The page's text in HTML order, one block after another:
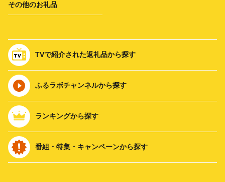
その他のお礼品
TVで紹介された返礼品から探す
ふるラボチャンネルから探す
ランキングから探す
番組・特集・キャンペーンから探す